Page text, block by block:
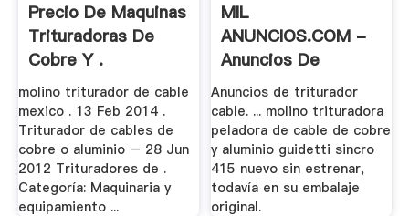
Precio De Maquinas
Trituradoras De
Cobre Y .
molino triturador de cable
mexico . 13 Feb 2014 .
Triturador de cables de
cobre o aluminio – 28 Jun
2012 Trituradores de .
Categoría: Maquinaria y
equipamiento ...
MIL
ANUNCIOS.COM -
Anuncios De
Triturador .
Anuncios de triturador
cable. ... molino trituradora
peladora de cable de cobre
y aluminio guidetti sincro
415 nuevo sin estrenar,
todavía en su embalaje
original.